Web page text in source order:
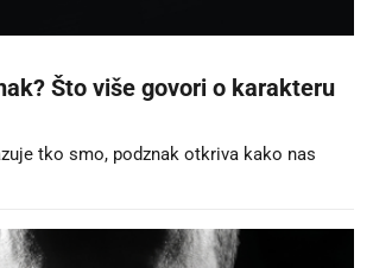
Što više govori o karakteru
tko smo, podznak otkriva kako nas